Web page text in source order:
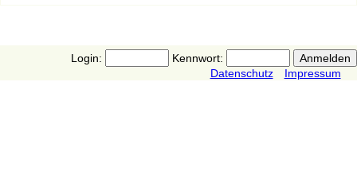
Login:
Kennwort:
Datenschutz
Impressum